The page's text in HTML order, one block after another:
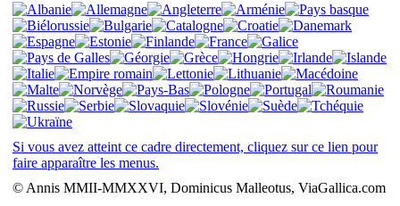
Si vous avez atteint ce cadre directement, cliquez sur ce lien pour
faire apparaître les menus.
© Annis MMII-MMXXVI, Dominicus Malleotus, ViaGallica.com